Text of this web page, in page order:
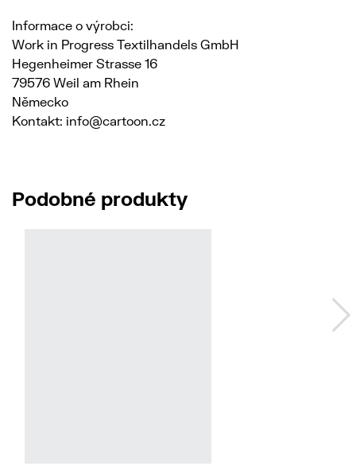
Informace o výrobci:
Work in Progress Textilhandels GmbH
Hegenheimer Strasse 16
79576 Weil am Rhein
Německo
Kontakt: info@cartoon.cz
Podobné produkty